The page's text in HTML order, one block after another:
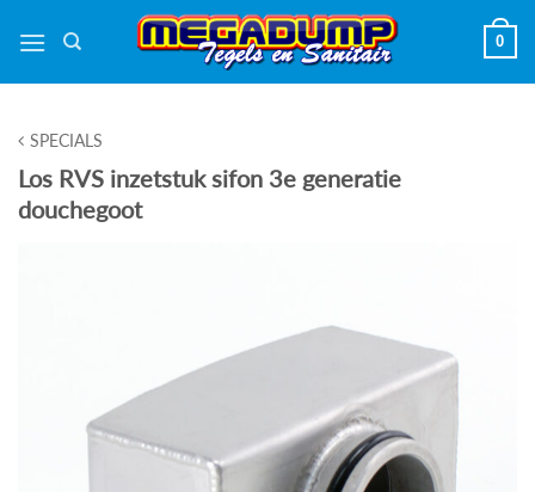
naar
0
SPECIALS
Los RVS inzetstuk sifon 3e generatie
douchegoot